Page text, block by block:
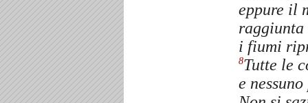
eppure il
raggiunta
i fiumi
8Tutte le
e